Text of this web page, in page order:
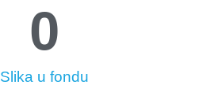
Slika u fondu
0